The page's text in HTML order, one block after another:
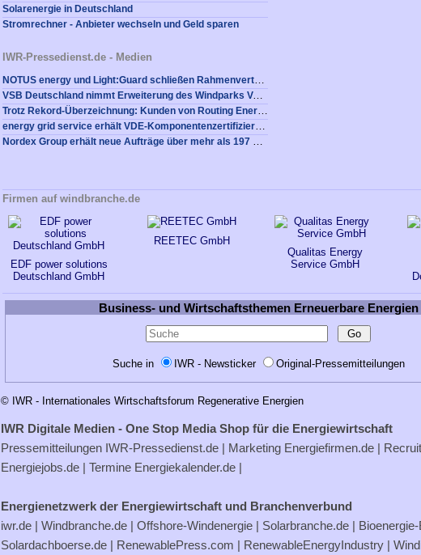
Solarenergie in Deutschland
Stromrechner - Anbieter wechseln und Geld sparen
IWR-Pressedienst.de - Medien
NOTUS energy und Light:Guard schließen Rahmenvertrag über Bedarfsgesteuerte Nachtkennzeichnung für Neuanlagen
VSB Deutschland nimmt Erweiterung des Windparks Vockenrod erfolgreich in Betrieb
Trotz Rekord-Überzeichnung: Kunden von Routing Energy sichern sich 90,1 MW in der Mai-Ausschreibung der Bundesnetzagentur
energy grid service erhält VDE-Komponentenzertifizierung für selbstentwickelten EZA-Regler
Nordex Group erhält neue Aufträge über mehr als 197 MW von ENOVA und BMR
Firmen auf windbranche.de
EDF power solutions
Deutschland GmbH
REETEC GmbH
Qualitas Energy
Service GmbH
Business- und Wirtschaftsthemen Erneuerbare Energien
Suche in IWR - Newsticker Original-Pressemitteilungen
© IWR - Internationales Wirtschaftsforum Regenerative Energien
IWR Digitale Medien - One Stop Media Shop für die Energiewirtschaft
Pressemitteilungen IWR-Pressedienst.de | Marketing Energiefirmen.de |
Energiejobs.de | Termine Energiekalender.de |
Energienetzwerk der Energiewirtschaft und Branchenverbund
iwr.de | Windbranche.de | Offshore-Windenergie | Solarbranche.de |
Solardachboerse.de | RenewablePress.com | RenewableEnergyIndustry |